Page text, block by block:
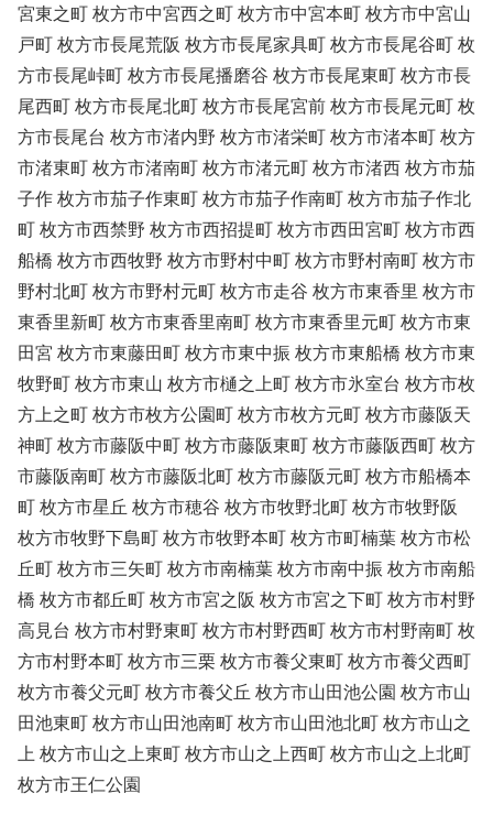
宮東之町 枚方市中宮西之町 枚方市中宮本町 枚方市中宮山
戸町 枚方市長尾荒阪 枚方市長尾家具町 枚方市長尾谷町 枚
方市長尾峠町 枚方市長尾播磨谷 枚方市長尾東町 枚方市長
尾西町 枚方市長尾北町 枚方市長尾宮前 枚方市長尾元町 枚
方市長尾台 枚方市渚内野 枚方市渚栄町 枚方市渚本町 枚方
市渚東町 枚方市渚南町 枚方市渚元町 枚方市渚西 枚方市茄
子作 枚方市茄子作東町 枚方市茄子作南町 枚方市茄子作北
町 枚方市西禁野 枚方市西招提町 枚方市西田宮町 枚方市西
船橋 枚方市西牧野 枚方市野村中町 枚方市野村南町 枚方市
野村北町 枚方市野村元町 枚方市走谷 枚方市東香里 枚方市
東香里新町 枚方市東香里南町 枚方市東香里元町 枚方市東
田宮 枚方市東藤田町 枚方市東中振 枚方市東船橋 枚方市東
牧野町 枚方市東山 枚方市樋之上町 枚方市氷室台 枚方市枚
方上之町 枚方市枚方公園町 枚方市枚方元町 枚方市藤阪天
神町 枚方市藤阪中町 枚方市藤阪東町 枚方市藤阪西町 枚方
市藤阪南町 枚方市藤阪北町 枚方市藤阪元町 枚方市船橋本
町 枚方市星丘 枚方市穂谷 枚方市牧野北町 枚方市牧野阪
枚方市牧野下島町 枚方市牧野本町 枚方市町楠葉 枚方市松
丘町 枚方市三矢町 枚方市南楠葉 枚方市南中振 枚方市南船
橋 枚方市都丘町 枚方市宮之阪 枚方市宮之下町 枚方市村野
高見台 枚方市村野東町 枚方市村野西町 枚方市村野南町 枚
方市村野本町 枚方市三栗 枚方市養父東町 枚方市養父西町
枚方市養父元町 枚方市養父丘 枚方市山田池公園 枚方市山
田池東町 枚方市山田池南町 枚方市山田池北町 枚方市山之
上 枚方市山之上東町 枚方市山之上西町 枚方市山之上北町
枚方市王仁公園